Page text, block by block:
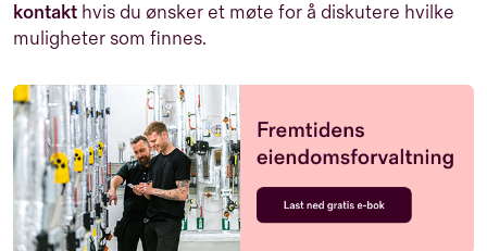
kontakt hvis du ønsker et møte for å diskutere hvilke
muligheter som finnes.